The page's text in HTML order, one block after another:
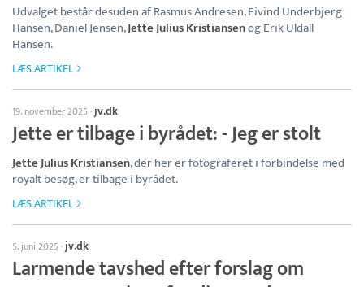
Udvalget består desuden af Rasmus Andresen, Eivind Underbjerg
Hansen, Daniel Jensen,Jette Julius Kristiansenog Erik Uldall
Hansen.
LÆS ARTIKEL
19. november 2025·jv.dk
Jette er tilbage i byrådet: - Jeg er stolt
Jette Julius Kristiansen, der her er fotograferet i forbindelse med
royalt besøg, er tilbage i byrådet.
LÆS ARTIKEL
5. juni 2025·jv.dk
Larmende tavshed efter forslag om